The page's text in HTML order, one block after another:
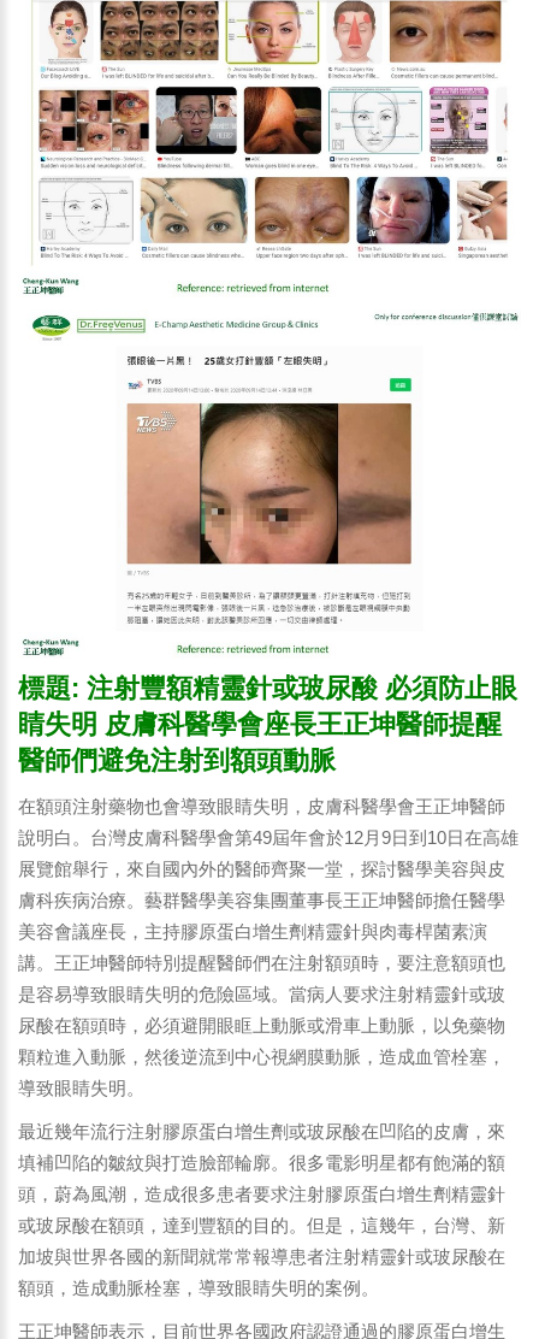
標題: 注射豐額精靈針或玻尿酸 必須防止眼
睛失明 皮膚科醫學會座長王正坤醫師提醒
醫師們避免注射到額頭動脈
在額頭注射藥物也會導致眼睛失明，皮膚科醫學會王正坤醫師
說明白。台灣皮膚科醫學會第49屆年會於12月9日到10日在高雄
展覽館舉行，來自國內外的醫師齊聚一堂，探討醫學美容與皮
膚科疾病治療。藝群醫學美容集團董事長王正坤醫師擔任醫學
美容會議座長，主持膠原蛋白增生劑精靈針與肉毒桿菌素演
講。王正坤醫師特別提醒醫師們在注射額頭時，要注意額頭也
是容易導致眼睛失明的危險區域。當病人要求注射精靈針或玻
尿酸在額頭時，必須避開眼眶上動脈或滑車上動脈，以免藥物
顆粒進入動脈，然後逆流到中心視網膜動脈，造成血管栓塞，
導致眼睛失明。
最近幾年流行注射膠原蛋白增生劑或玻尿酸在凹陷的皮膚，來
填補凹陷的皺紋與打造臉部輪廓。很多電影明星都有飽滿的額
頭，蔚為風潮，造成很多患者要求注射膠原蛋白增生劑精靈針
或玻尿酸在額頭，達到豐額的目的。但是，這幾年，台灣、新
加坡與世界各國的新聞就常常報導患者注射精靈針或玻尿酸在
額頭，造成動脈栓塞，導致眼睛失明的案例。
王正坤醫師表示，目前世界各國政府認證通過的膠原蛋白增生